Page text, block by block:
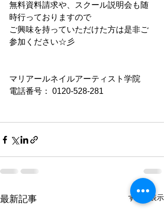
無料資料請求や、スクール説明会も随
時行っておりますので
ご興味を持っていただけた方は是非ご
参加ください☆彡
マリアールネイルアーティスト学院
電話番号： 0120-528-281
最新記事 すべて表示